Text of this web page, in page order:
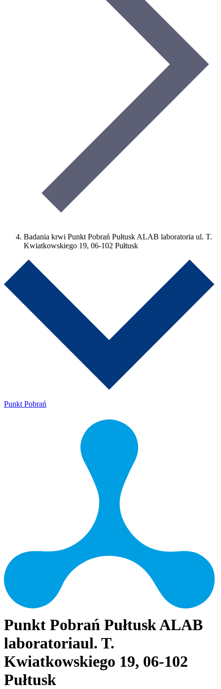
Badania krwi Punkt Pobrań Pułtusk ALAB laboratoria ul. T.
Kwiatkowskiego 19, 06-102 Pułtusk
Punkt Pobrań
Punkt Pobrań Pułtusk ALAB
laboratoriaul. T.
Kwiatkowskiego 19, 06-102
Pułtusk